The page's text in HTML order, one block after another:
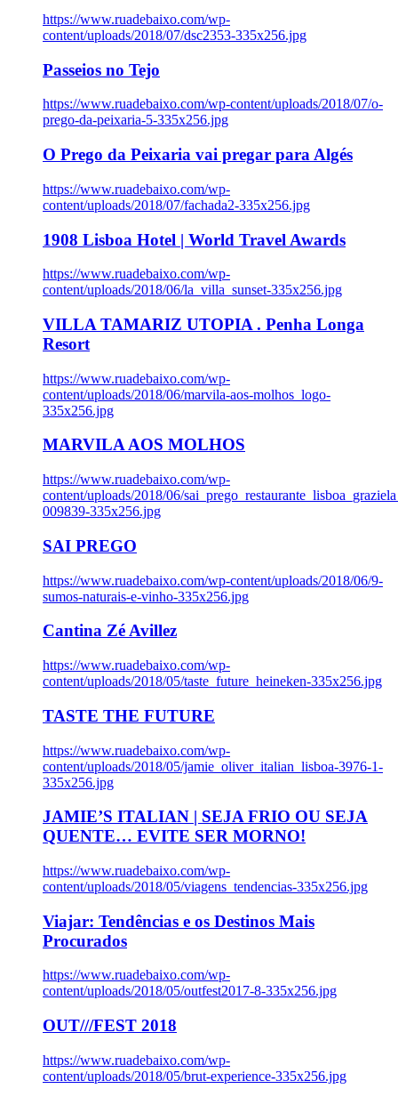
https://www.ruadebaixo.com/wp-
content/uploads/2018/07/dsc2353-335x256.jpg
Passeios no Tejo
https://www.ruadebaixo.com/wp-content/uploads/2018/07/o-
prego-da-peixaria-5-335x256.jpg
O Prego da Peixaria vai pregar para Algés
https://www.ruadebaixo.com/wp-
content/uploads/2018/07/fachada2-335x256.jpg
1908 Lisboa Hotel | World Travel Awards
https://www.ruadebaixo.com/wp-
content/uploads/2018/06/la_villa_sunset-335x256.jpg
VILLA TAMARIZ UTOPIA . Penha Longa
Resort
https://www.ruadebaixo.com/wp-
content/uploads/2018/06/marvila-aos-molhos_logo-
335x256.jpg
MARVILA AOS MOLHOS
https://www.ruadebaixo.com/wp-
content/uploads/2018/06/
009839-335x256.jpg
SAI PREGO
https://www.ruadebaixo.com/wp-content/uploads/2018/06/9-
sumos-naturais-e-vinho-335x256.jpg
Cantina Zé Avillez
https://www.ruadebaixo.com/wp-
content/uploads/2018/05/taste_future_heineken-335x256.jpg
TASTE THE FUTURE
https://www.ruadebaixo.com/wp-
content/uploads/2018/05/jamie_oliver_italian_lisboa-3976-1-
335x256.jpg
JAMIE’S ITALIAN | SEJA FRIO OU SEJA
QUENTE… EVITE SER MORNO!
https://www.ruadebaixo.com/wp-
content/uploads/2018/05/viagens_tendencias-335x256.jpg
Viajar: Tendências e os Destinos Mais
Procurados
https://www.ruadebaixo.com/wp-
content/uploads/2018/05/outfest2017-8-335x256.jpg
OUT///FEST 2018
https://www.ruadebaixo.com/wp-
content/uploads/2018/05/brut-experience-335x256.jpg